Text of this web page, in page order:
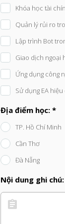
Khóa học tài
Quản lý rủi ro
Lập trình Bot
Giao dịch ngoại
Ứng dụng công
Sử dụng EA
Địa điểm học: *
TP. Hồ Chí Minh
Cần Thơ
Đà Nẵng
Nội dung ghi chú: